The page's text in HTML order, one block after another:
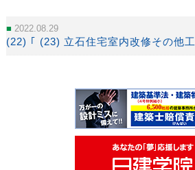
2022.08.29
(22) ｢ (23) 立石住宅室内改修その他